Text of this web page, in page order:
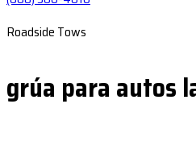
Roadside Tows
grúa para autos